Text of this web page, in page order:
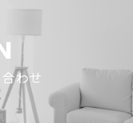
わせ